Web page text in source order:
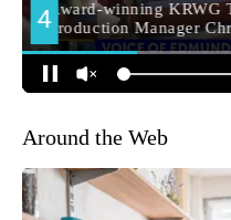
Around the Web